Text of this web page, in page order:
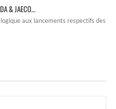
& JAECO...
aux lancements respectifs des